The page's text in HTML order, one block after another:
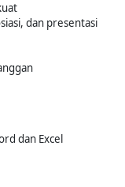
dan presentasi
dan Excel